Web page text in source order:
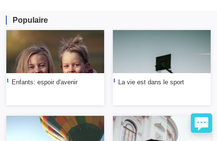
Populaire
Enfants: espoir d'avenir La vie est dans le sport